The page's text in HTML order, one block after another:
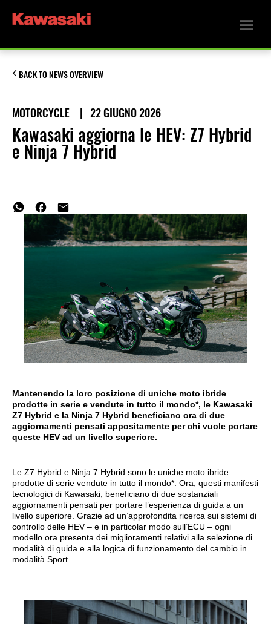
BACK TO NEWS OVERVIEW
MOTORCYCLE | 22 GIUGNO 2026
Kawasaki aggiorna le HEV: Z7 Hybrid
e Ninja 7 Hybrid
Mantenendo la loro posizione di uniche moto ibride
prodotte in serie e vendute in tutto il mondo*, le Kawasaki
Z7 Hybrid e la Ninja 7 Hybrid beneficiano ora di due
aggiornamenti pensati appositamente per chi vuole portare
queste HEV ad un livello superiore.
Le Z7 Hybrid e Ninja 7 Hybrid sono le uniche moto ibride
prodotte di serie vendute in tutto il mondo*. Ora, questi manifesti
tecnologici di Kawasaki, beneficiano di due sostanziali
aggiornamenti pensati per portare l’esperienza di guida a un
livello superiore. Grazie ad un’approfondita ricerca sui sistemi di
controllo delle HEV – e in particolar modo sull’ECU – ogni
modello ora presenta dei miglioramenti relativi alla selezione di
modalità di guida e alla logica di funzionamento del cambio in
modalità Sport.